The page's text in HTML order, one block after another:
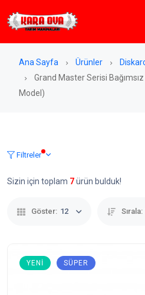
Ana Sayfa Ürünler
Grand Master Serisi
Model)
Filtreler
Sizin için toplam 7ürün bulduk!
Göster: 12 Sırala:
YENI SÜPER